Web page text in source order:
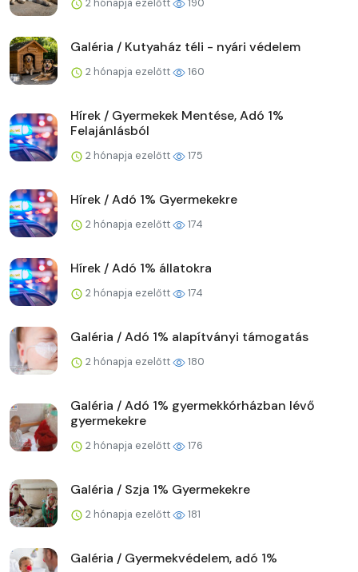
2 hónapja ezelőtt 190
Galéria / Kutyaház téli - nyári védelem
2 hónapja ezelőtt 160
Hírek / Gyermekek Mentése, Adó 1%
Felajánlásból
2 hónapja ezelőtt 175
Hírek / Adó 1% Gyermekekre
2 hónapja ezelőtt 174
Hírek / Adó 1% állatokra
2 hónapja ezelőtt 174
Galéria / Adó 1% alapítványi támogatás
2 hónapja ezelőtt 180
Galéria / Adó 1% gyermekkórházban lévő
gyermekekre
2 hónapja ezelőtt 176
Galéria / Szja 1% Gyermekekre
2 hónapja ezelőtt 181
Galéria / Gyermekvédelem, adó 1%